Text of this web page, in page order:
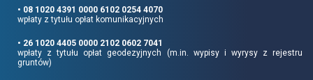
• 08 1020 4391 0000 6102 0254 4070
wpłaty z tytułu opłat komunikacyjnych
• 26 1020 4405 0000 2102 0602 7041
wpłaty z tytułu opłat geodezyjnych (m.in. wypisy i wyrysy z rejestru
gruntów)